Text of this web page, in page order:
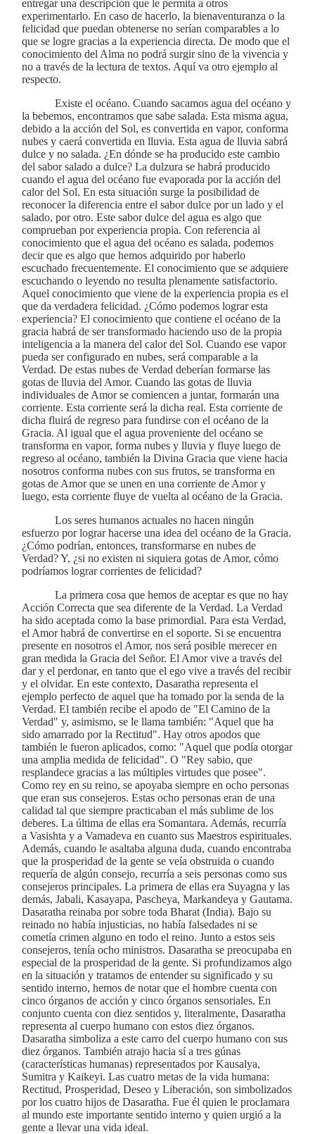
entregar una descripción que le permita a otros
experimentarlo. En caso de hacerlo, la bienaventuranza o la
felicidad que puedan obtenerse no serían comparables a lo
que se logre gracias a la experiencia directa. De modo que el
conocimiento del Alma no podrá surgir sino de la vivencia y
no a través de la lectura de textos. Aquí va otro ejemplo al
respecto.
Existe el océano. Cuando sacamos agua del océano y
la bebemos, encontramos que sabe salada. Esta misma agua,
debido a la acción del Sol, es convertida en vapor, conforma
nubes y caerá convertida en lluvia. Esta agua de lluvia sabrá
dulce y no salada. ¿En dónde se ha producido este cambio
del sabor salado a dulce? La dulzura se habrá producido
cuando el agua del océano fue evaporada por la acción del
calor del Sol. En esta situación surge la posibilidad de
reconocer la diferencia entre el sabor dulce por un lado y el
salado, por otro. Este sabor dulce del agua es algo que
comprueban por experiencia propia. Con referencia al
conocimiento que el agua del océano es salada, podemos
decir que es algo que hemos adquirido por haberlo
escuchado frecuentemente. El conocimiento que se adquiere
escuchando o leyendo no resulta plenamente satisfactorio.
Aquel conocimiento que viene de la experiencia propia es el
que da verdadera felicidad. ¿Cómo podemos lograr esta
experiencia? El conocimiento que contiene el océano de la
gracia habrá de ser transformado haciendo uso de la propia
inteligencia a la manera del calor del Sol. Cuando ese vapor
pueda ser configurado en nubes, será comparable a la
Verdad. De estas nubes de Verdad deberían formarse las
gotas de lluvia del Amor. Cuando las gotas de lluvia
individuales de Amor se comiencen a juntar, formarán una
corriente. Esta corriente será la dicha real. Esta corriente de
dicha fluirá de regreso para fundirse con el océano de la
Gracia. Al igual que el agua proveniente del océano se
transforma en vapor, forma nubes y lluvia y fluye luego de
regreso al océano, también la Divina Gracia que viene hacia
nosotros conforma nubes con sus frutos, se transforma en
gotas de Amor que se unen en una corriente de Amor y
luego, esta corriente fluye de vuelta al océano de la Gracia.
Los seres humanos actuales no hacen ningún
esfuerzo por lograr hacerse una idea del océano de la Gracia.
¿Cómo podrían, entonces, transformarse en nubes de
Verdad? Y, ¿si no existen ni siquiera gotas de Amor, cómo
podríamos lograr corrientes de felicidad?
La primera cosa que hemos de aceptar es que no hay
Acción Correcta que sea diferente de la Verdad. La Verdad
ha sido aceptada como la base primordial. Para esta Verdad,
el Amor habrá de convertirse en el soporte. Si se encuentra
presente en nosotros el Amor, nos será posible merecer en
gran medida la Gracia del Señor. El Amor vive a través del
dar y el perdonar, en tanto que el ego vive a través del recibir
y el olvidar. En este contexto, Dasaratha representa el
ejemplo perfecto de aquel que ha tomado por la senda de la
Verdad. El también recibe el apodo de "El Camino de la
Verdad" y, asimismo, se le llama también: "Aquel que ha
sido amarrado por la Rectitud". Hay otros apodos que
también le fueron aplicados, como: "Aquel que podía otorgar
una amplia medida de felicidad". O "Rey sabio, que
resplandece gracias a las múltiples virtudes que posee".
Como rey en su reino, se apoyaba siempre en ocho personas
que eran sus consejeros. Estas ocho personas eran de una
calidad tal que siempre practicaban el más sublime de los
deberes. La última de ellas era Somantara. Además, recurría
a Vasishta y a Vamadeva en cuanto sus Maestros espirituales.
Además, cuando le asaltaba alguna duda, cuando encontraba
que la prosperidad de la gente se veía obstruida o cuando
requería de algún consejo, recurría a seis personas como sus
consejeros principales. La primera de ellas era Suyagna y las
demás, Jabali, Kasayapa, Pascheya, Markandeya y Gautama.
Dasaratha reinaba por sobre toda Bharat (India). Bajo su
reinado no había injusticias, no había falsedades ni se
cometía crimen alguno en todo el reino. Junto a estos seis
consejeros, tenía ocho ministros. Dasaratha se preocupaba en
especial de la prosperidad de la gente. Si profundizamos algo
en la situación y tratamos de entender su significado y su
sentido interno, hemos de notar que el hombre cuenta con
cinco órganos de acción y cinco órganos sensoriales. En
conjunto cuenta con diez sentidos y, literalmente, Dasaratha
representa al cuerpo humano con estos diez órganos.
Dasaratha simboliza a este carro del cuerpo humano con sus
diez órganos. También atrajo hacia sí a tres gúnas
(características humanas) representados por Kausalya,
Sumitra y Kaikeyi. Las cuatro metas de la vida humana:
Rectitud, Prosperidad, Deseo y Liberación, son simbolizados
por los cuatro hijos de Dasaratha. Fue él quien le proclamara
al mundo este importante sentido interno y quien urgió a la
gente a llevar una vida ideal.